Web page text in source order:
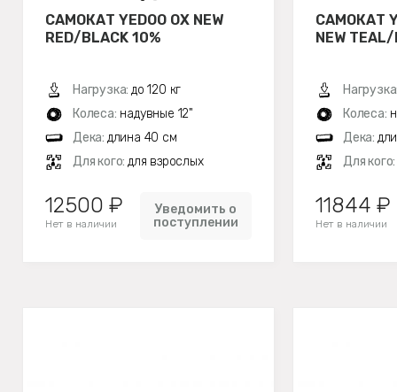
САМОКАТ YEDOO OX NEW
RED/BLACK 10%
Нагрузка: до 120 кг
Колеса: надувные 12"
Дека: длина 40 см
Для кого: для взрослых
12500 ₽
Нет в наличии
Уведомить о
поступлении
САМОКАТ
NEW
Колеса:
Дека:
Для кого:
11844 ₽
Нет в наличии